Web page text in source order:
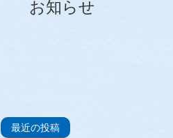
お知らせ
最近の投稿